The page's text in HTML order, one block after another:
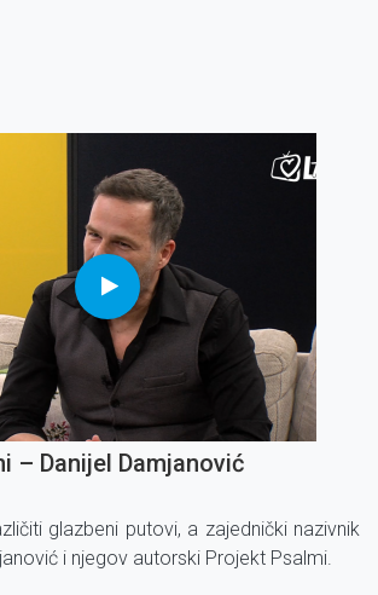
– Danijel Damjanović
glazbeni putovi, a zajednički nazivnik
i njegov autorski Projekt Psalmi.